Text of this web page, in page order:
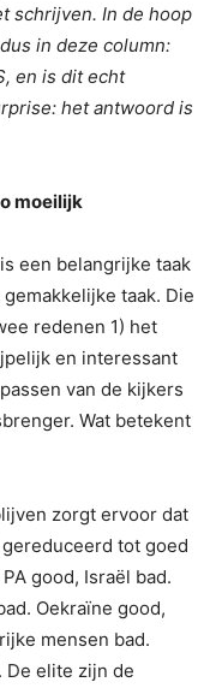
schrijven. In de hoop
in deze column:
en is dit echt
het antwoord is
moeilijk
een belangrijke taak
taak. Die
redenen 1) het
en interessant
van de kijkers
Wat betekent
zorgt ervoor dat
tot goed
good, Israël bad.
Oekraïne good,
mensen bad.
De elite zijn de